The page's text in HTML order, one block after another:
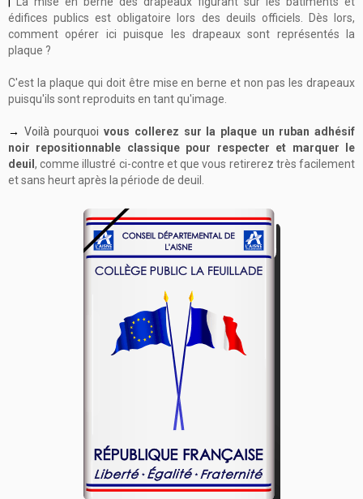
édifices publics est obligatoire lors des deuils officiels. Dès lors,
comment opérer ici puisque les drapeaux sont représentés la
plaque ?
C'est la plaque qui doit être mise en berne et non pas les drapeaux
puisqu'ils sont reproduits en tant qu'image.
→ Voilà pourquoi vous collerez sur la plaque un ruban adhésif
noir repositionnable classique pour respecter et marquer le
deuil , comme illustré ci-contre et que vous retirerez très facilement
et sans heurt après la période de deuil.